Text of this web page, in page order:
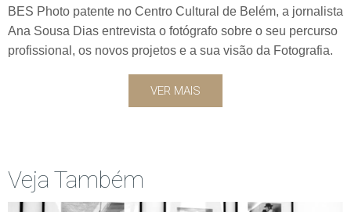
BES Photo patente no Centro Cultural de Belém, a jornalista
Ana Sousa Dias entrevista o fotógrafo sobre o seu percurso
profissional, os novos projetos e a sua visão da Fotografia.
VER MAIS
Veja Também